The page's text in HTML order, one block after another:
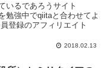
いるであろうサイト
勉強中でqiitaと合わせてよ
登録のアフィリエイト
2018.02.13